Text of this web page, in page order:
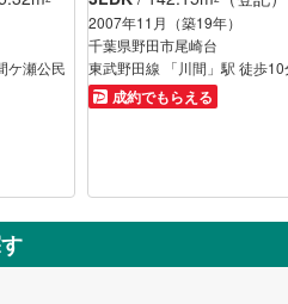
ケ瀬公民
2007年11月（築19年）
千葉県野田市尾崎台
東武野田線 「川間」駅 徒歩10
成約でもらえる